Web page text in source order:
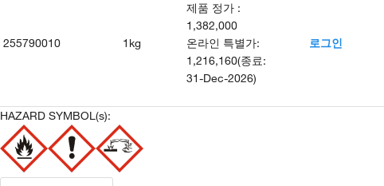
255790010 1kg
제품 정가 :
1,382,000
온라인 특별가:
1,216,160(종료:
31-Dec-2026)
로그인
HAZARD SYMBOL(s):